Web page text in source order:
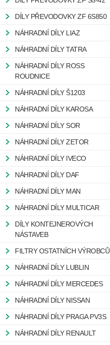
DÍLY PŘEVODOVKY ZF 6S850
NÁHRADNÍ DÍLY LIAZ
NÁHRADNÍ DÍLY TATRA
NÁHRADNÍ DÍLY ROSS
ROUDNICE
NÁHRADNÍ DÍLY Š1203
NÁHRADNÍ DÍLY KAROSA
NÁHRADNÍ DÍLY SOR
NÁHRADNÍ DÍLY ZETOR
NÁHRADNÍ DÍLY IVECO
NÁHRADNÍ DÍLY DAF
NÁHRADNÍ DÍLY MAN
NÁHRADNÍ DÍLY MULTICAR
DÍLY KONTEJNEROVÝCH
NÁSTAVEB
FILTRY OSTATNÍCH VÝROBCŮ
NÁHRADNÍ DÍLY LUBLIN
NÁHRADNÍ DÍLY MERCEDES
NÁHRADNÍ DÍLY NISSAN
NÁHRADNÍ DÍLY PRAGA PV3S
NÁHRADNÍ DÍLY RENAULT